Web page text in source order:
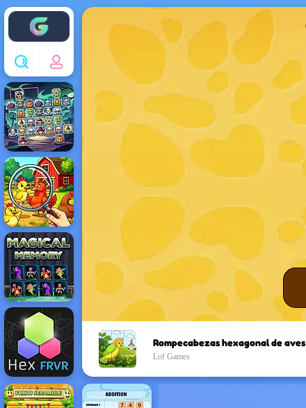
Enjoy4fun
Rompecabezas hexagonal de aves
Lof Games